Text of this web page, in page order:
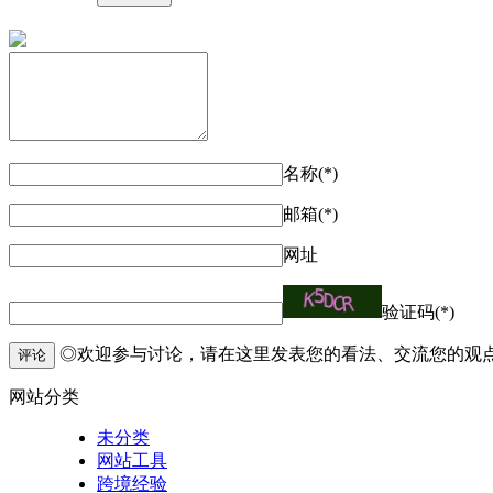
名称(*)
邮箱(*)
网址
验证码(*)
评论 ◎欢迎参与讨论，请在这里发表您的看法、交流您的观
网站分类
未分类
网站工具
跨境经验